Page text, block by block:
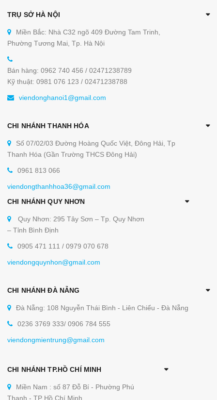
TRỤ SỞ HÀ NỘI
Miền Bắc: Nhà C32 ngõ 409 Đường Tam Trinh,
Phường Tương Mai, Tp. Hà Nội
Bán hàng: 0962 740 456 / 02471238789
Kỹ thuật: 0981 076 123 / 02471238788
viendonghanoi1@gmail.com
CHI NHÁNH THANH HÓA
Số 07/02/03 Đường Hoàng Quốc Việt, Đông Hải, Tp
Thanh Hóa (Gần Trường THCS Đông Hải)
0961 813 066
viendongthanhhoa36@gmail.com
CHI NHÁNH QUY NHƠN
Quy Nhơn: 295 Tây Sơn – Tp. Quy Nhơn
– Tỉnh Bình Định
0905 471 111 / 0979 070 678
viendongquynhon@gmail.com
CHI NHÁNH ĐÀ NẴNG
Đà Nẵng: 108 Nguyễn Thái Bình - Liên Chiểu - Đà Nẵng
0236 3769 333/ 0906 784 555
viendongmientrung@gmail.com
CHI NHÁNH TP.HỒ CHÍ MINH
Miền Nam : số 87 Đỗ Bí - Phường Phú
Thạnh - TP Hồ Chí Minh